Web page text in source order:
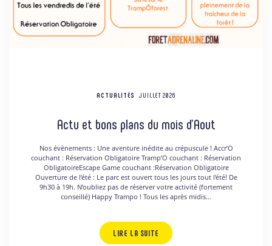
ACTUALITÉS JUILLET 2026
Actu et bons plans du mois d’Aout
Nos évènements : Une aventure inédite au crépuscule ! Accr’O
couchant : Réservation Obligatoire Tramp’O couchant : Réservation
ObligatoireEscape Game couchant :Réservation Obligatoire
Ouverture de l’été : Le parc est ouvert tous les jours tout l’été! De
9h30 à 19h. N’oubliez pas de réserver votre activité (fortement
conseillé) Happy Trampo ! Tous les après midis…
LIRE LA SUITE